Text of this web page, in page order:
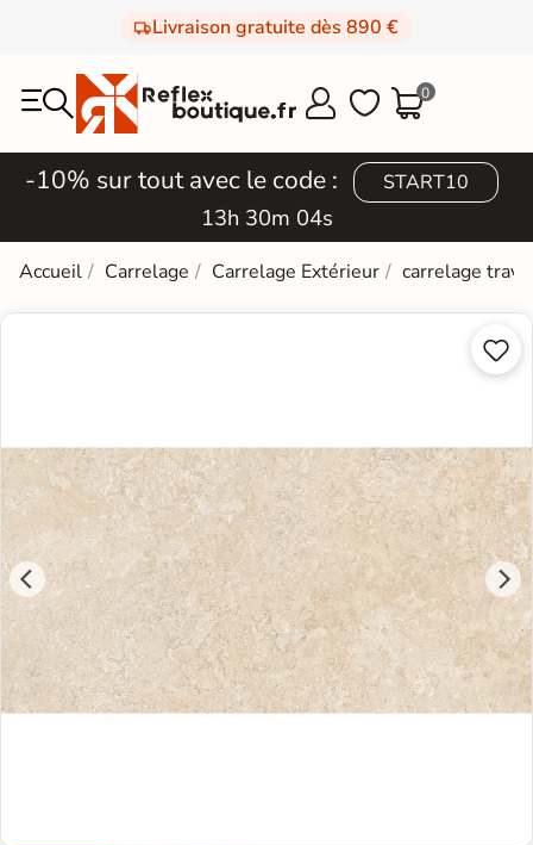
Livraison gratuite dès 890 €
  0
-10% sur tout avec le code : START10
13h 30m 03s
Accueil Carrelage Carrelage Extérieur carrelage

